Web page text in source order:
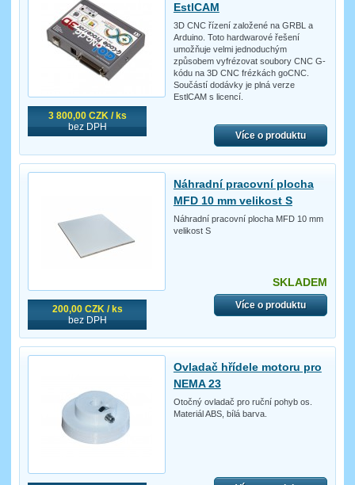
3 800,00 CZK / ks
bez DPH
EstlCAM
3D CNC řízení založené na GRBL a
Arduino. Toto hardwarové řešení
umožňuje velmi jednoduchým
způsobem vyfrézovat soubory CNC G-
kódu na 3D CNC frézkách goCNC.
Součástí dodávky je plná verze
EstlCAM s licencí.
Více o produktu
200,00 CZK / ks
bez DPH
Náhradní pracovní plocha
MFD 10 mm velikost S
Náhradní pracovní plocha MFD 10 mm
velikost S
SKLADEM
Více o produktu
Ovladač hřídele motoru pro
NEMA 23
Otočný ovladač pro ruční pohyb os.
Materiál ABS, bílá barva.